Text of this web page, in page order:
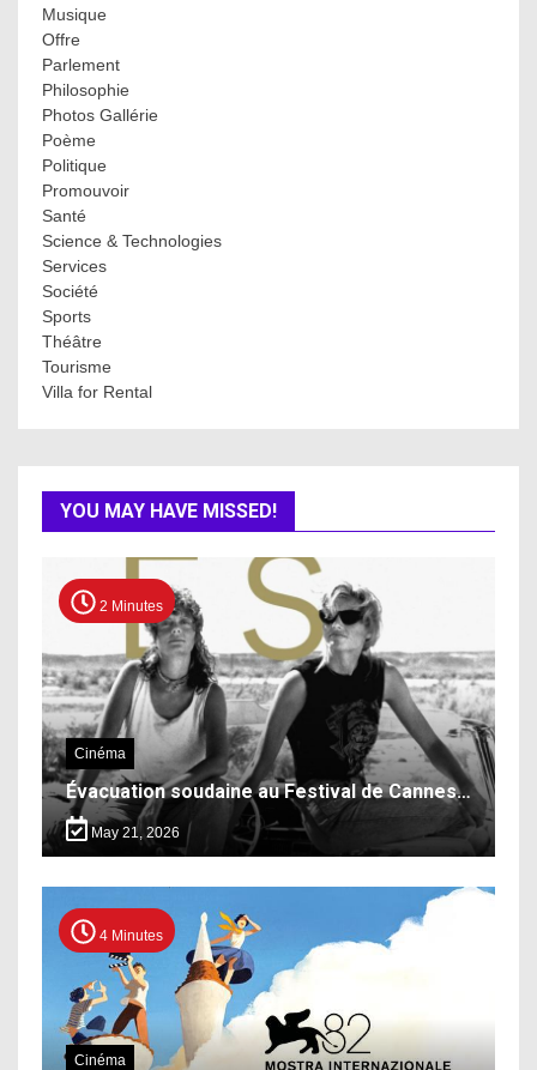
Musique
Offre
Parlement
Philosophie
Photos Gallérie
Poème
Politique
Promouvoir
Santé
Science & Technologies
Services
Société
Sports
Théâtre
Tourisme
Villa for Rental
YOU MAY HAVE MISSED!
2 Minutes
Cinéma
Évacuation soudaine au Festival de Cannes…
May 21, 2026
4 Minutes
Cinéma